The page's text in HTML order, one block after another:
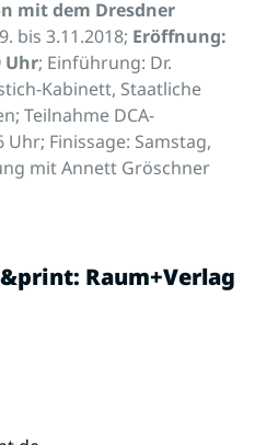
mit dem Dresdner
bis 3.11.2018; Eröffnung:
Uhr; Einführung: Dr.
Kabinett, Staatliche
Teilnahme DCA-
Uhr; Finissage: Samstag,
mit Annett Gröschner
Raum+Verlag